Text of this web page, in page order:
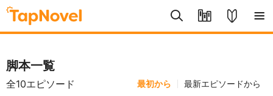
脚本一覧
全10エピソード 最初から 最新エピソードから